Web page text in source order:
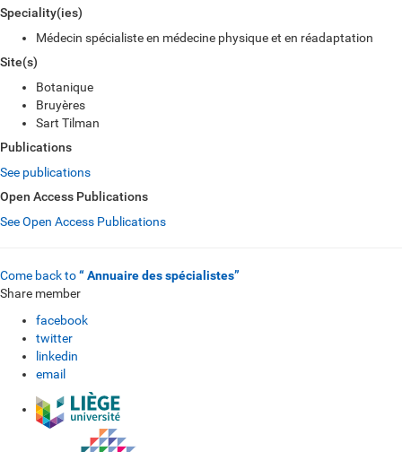
Speciality(ies)
Médecin spécialiste en médecine physique et en réadaptation
Site(s)
Botanique
Bruyères
Sart Tilman
Publications
See publications
Open Access Publications
See Open Access Publications
Come back to“ Annuaire des spécialistes”
Share member
facebook
twitter
linkedin
email